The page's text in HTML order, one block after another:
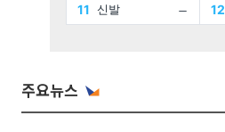
주요뉴스